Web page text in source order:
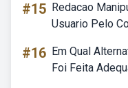
#15 Redacao
Usuario Pelo
#16 Em Qual
Foi Feita